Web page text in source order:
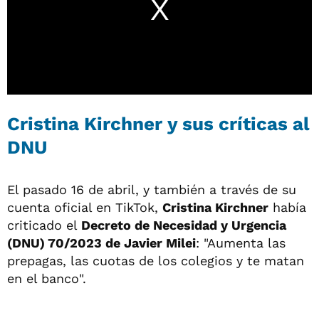
Cristina Kirchner y sus críticas al
DNU
El pasado 16 de abril, y también a través de su
cuenta oficial en TikTok, Cristina Kirchner había
criticado el Decreto de Necesidad y Urgencia
(DNU) 70/2023 de Javier Milei: "Aumenta las
prepagas, las cuotas de los colegios y te matan
en el banco".